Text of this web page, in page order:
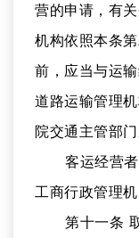
营的申请，有
机构依照本条
前，应当与运
道路运输管理
院交通主管部门
客运经营
工商行政管理
第十一条